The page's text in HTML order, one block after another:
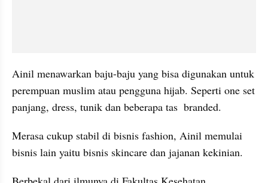
Ainil menawarkan baju-baju yang bisa digunakan untuk
perempuan muslim atau pengguna hijab. Seperti one set
panjang, dress, tunik dan beberapa tas  branded.
Merasa cukup stabil di bisnis fashion, Ainil memulai
bisnis lain yaitu bisnis skincare dan jajanan kekinian.